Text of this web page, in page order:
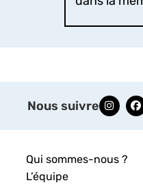
Nous suivre
Qui sommes-nous ?
L’équipe